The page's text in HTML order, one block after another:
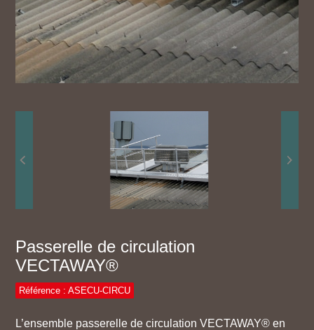
Passerelle de circulation
VECTAWAY®
Référence : ASECU-CIRCU
L’ensemble passerelle de circulation VECTAWAY® en